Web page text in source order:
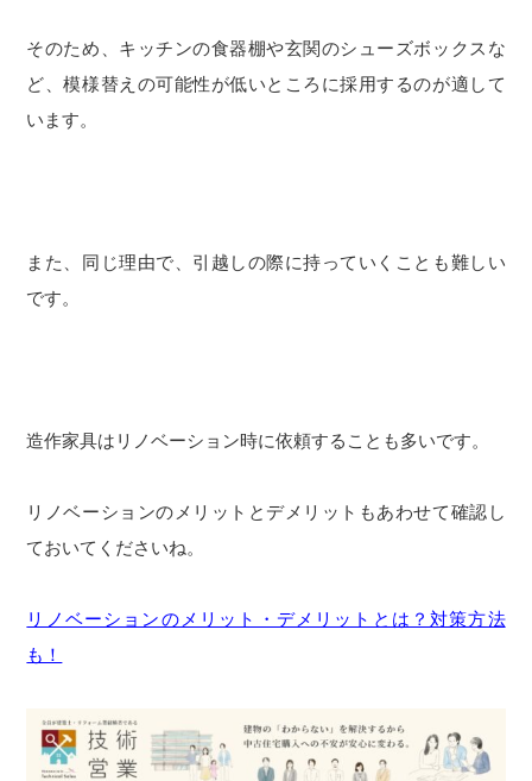
そのため、キッチンの食器棚や玄関のシューズボックスな
ど、模様替えの可能性が低いところに採用するのが適して
います。
また、同じ理由で、引越しの際に持っていくことも難しい
です。
造作家具はリノベーション時に依頼することも多いです。
リノベーションのメリットとデメリットもあわせて確認し
ておいてくださいね。
リノベーションのメリット・デメリットとは？対策方法
も！